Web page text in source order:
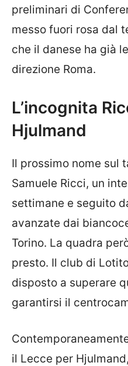
preliminari di
messo fuori rosa dal
che il danese ha già
direzione Roma.
L’incognita
Hjulmand
Il prossimo nome sul
Samuele Ricci, un
settimane e seguito
avanzate dai
Torino. La quadra
presto. Il club di
disposto a superare
garantirsi il
il Lecce per